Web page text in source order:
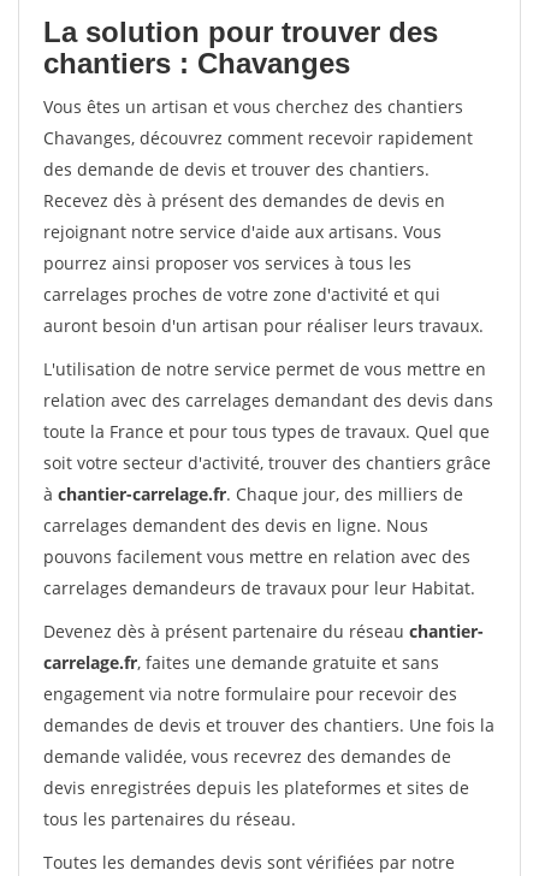
La solution pour trouver des
chantiers : Chavanges
Vous êtes un artisan et vous cherchez des chantiers
Chavanges, découvrez comment recevoir rapidement
des demande de devis et trouver des chantiers.
Recevez dès à présent des demandes de devis en
rejoignant notre service d'aide aux artisans. Vous
pourrez ainsi proposer vos services à tous les
carrelages proches de votre zone d'activité et qui
auront besoin d'un artisan pour réaliser leurs travaux.
L'utilisation de notre service permet de vous mettre en
relation avec des carrelages demandant des devis dans
toute la France et pour tous types de travaux. Quel que
soit votre secteur d'activité, trouver des chantiers grâce
à chantier-carrelage.fr. Chaque jour, des milliers de
carrelages demandent des devis en ligne. Nous
pouvons facilement vous mettre en relation avec des
carrelages demandeurs de travaux pour leur Habitat.
Devenez dès à présent partenaire du réseau chantier-
carrelage.fr, faites une demande gratuite et sans
engagement via notre formulaire pour recevoir des
demandes de devis et trouver des chantiers. Une fois la
demande validée, vous recevrez des demandes de
devis enregistrées depuis les plateformes et sites de
tous les partenaires du réseau.
Toutes les demandes devis sont vérifiées par notre